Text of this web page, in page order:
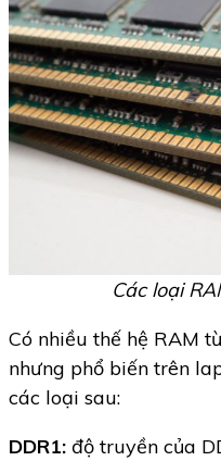
Các loại
Có nhiều thế hệ RAM
nhưng phổ biến trên
các loại sau:
DDR1: độ truyền của